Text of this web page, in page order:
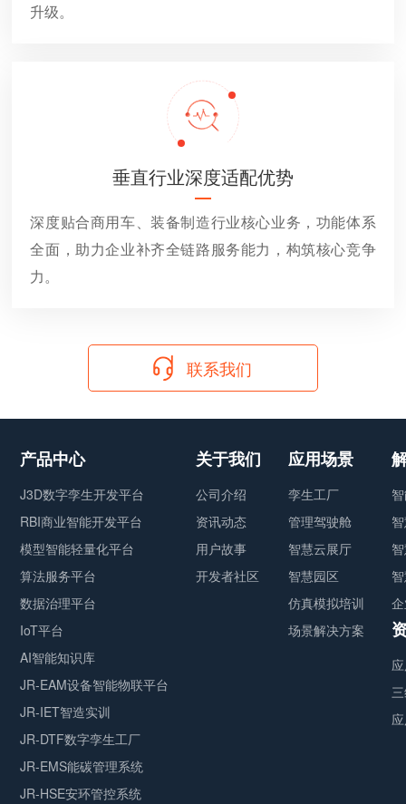
升级。
垂直行业深度适配优势
深度贴合商用车、装备制造行业核心业务，功能体系
全面，助力企业补齐全链路服务能力，构筑核心竞争
力。
联系我们
产品中心
J3D数字孪生开发平台
RBI商业智能开发平台
模型智能轻量化平台
算法服务平台
数据治理平台
IoT平台
AI智能知识库
JR-EAM设备智能物联平台
JR-IET智造实训
JR-DTF数字孪生工厂
JR-EMS能碳管理系统
JR-HSE安环管控系统
关于我们
公司介绍
资讯动态
用户故事
开发者社区
应用场景
孪生工厂
管理驾驶舱
智慧云展厅
智慧园区
仿真模拟培训
场景解决方案